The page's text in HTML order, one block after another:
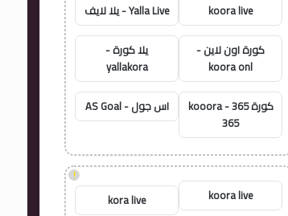
koora live Yalla Live - يلا لايف
كورة اون لاين -
koora onl
يلا كورة -
yallakora
كورة 365 - kooora
365
اس جول - AS Goal
!
koora live
kora live